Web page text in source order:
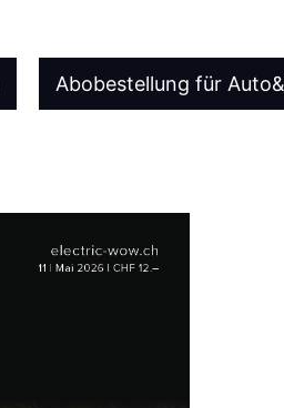
Abobestellung für